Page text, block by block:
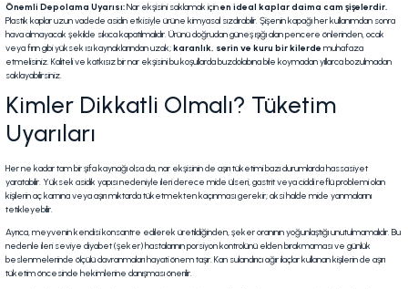
Önemli Depolama Uyarısı:Nar ekşisini saklamak içinen ideal kaplar daima cam şişelerdir.
Plastik kaplar uzun vadede asidin etkisiyle ürüne kimyasal sızdırabilir. Şişenin kapağı her kullanımdan sonra
hava almayacak şekilde sıkıca kapatılmalıdır. Ürünü doğrudan güneş ışığı alan pencere önlerinden, ocak
veya fırın gibi yüksek ısı kaynaklarından uzak;karanlık, serin ve kuru bir kilerde muhafaza
etmelisiniz. Kaliteli ve katkısız bir nar ekşisini bu koşullarda buzdolabına bile koymadan yıllarca bozulmadan
saklayabilirsiniz.
Kimler Dikkatli Olmalı? Tüketim
Uyarıları
Her ne kadar tam bir şifa kaynağı olsa da, nar ekşisinin de aşırı tüketimi bazı durumlarda hassasiyet
yaratabilir. Yüksek asidik yapısı nedeniyle ileri derece mide ülseri, gastrit veya ciddi reflü problemi olan
kişilerin aç karnına veya aşırı miktarda tüketmekten kaçınması gerekir; aksi halde mide yanmalarını
tetikleyebilir.
Ayrıca, meyvenin kendisi konsantre edilerek üretildiğinden, şeker oranının yoğunlaştığı unutulmamalıdır. Bu
nedenle ileri seviye diyabet (şeker) hastalarının porsiyon kontrolünü elden bırakmaması ve günlük
beslenmelerinde ölçülü davranmaları hayati önem taşır. Kan sulandırıcı ağır ilaçlar kullanan kişilerin de aşırı
tüketim öncesinde hekimlerine danışması önerilir.